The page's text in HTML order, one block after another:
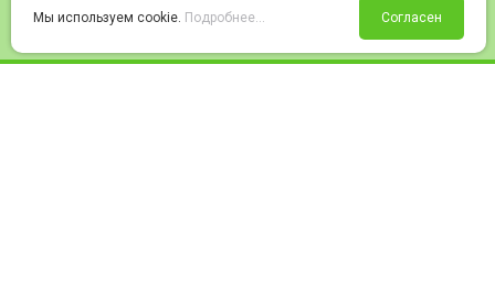
Войти Избранное Корзина
Мы используем cookie. Подробнее... Согласен